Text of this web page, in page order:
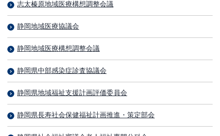
志太榛原地域医療構想調整会議
静岡地域医療協議会
静岡地域医療構想調整会議
静岡県中部感染症診査協議会
静岡県地域福祉支援計画評価委員会
静岡県長寿社会保健福祉計画推進・策定部会